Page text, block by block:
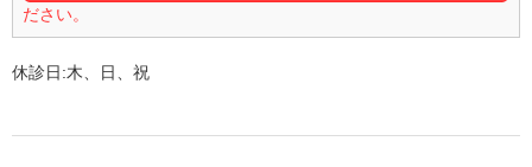
ださい。
休診日:木、日、祝